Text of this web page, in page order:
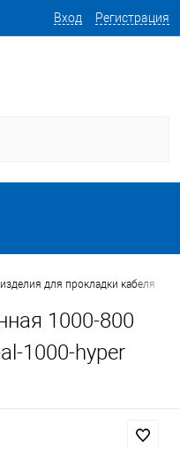
Вход Регистрация
для прокладки кабеля
1000-800
1000-hyper